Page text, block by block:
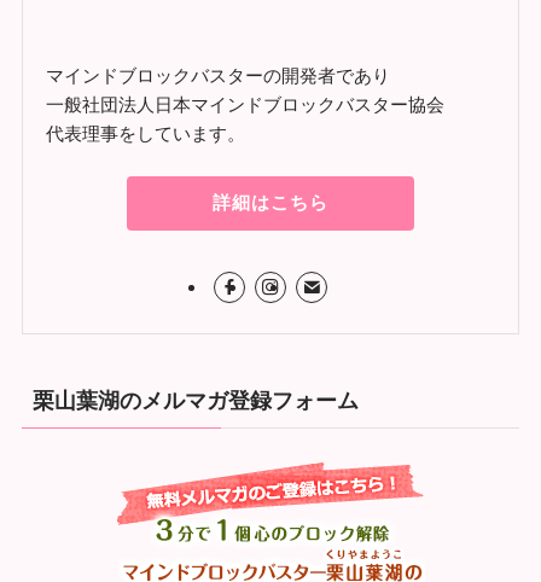
マインドブロックバスターの開発者であり
一般社団法人日本マインドブロックバスター協会
代表理事をしています。
詳細はこちら
栗山葉湖のメルマガ登録フォーム